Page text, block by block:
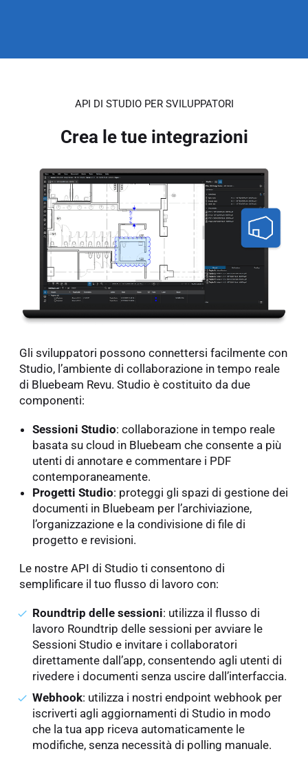
API DI STUDIO PER SVILUPPATORI
Crea le tue integrazioni
Gli sviluppatori possono connettersi facilmente con
Studio, l’ambiente di collaborazione in tempo reale
di Bluebeam Revu. Studio è costituito da due
componenti:
Sessioni Studio: collaborazione in tempo reale
basata su cloud in Bluebeam che consente a più
utenti di annotare e commentare i PDF
contemporaneamente.
Progetti Studio: proteggi gli spazi di gestione dei
documenti in Bluebeam per l’archiviazione,
l’organizzazione e la condivisione di file di
progetto e revisioni.
Le nostre API di Studio ti consentono di
semplificare il tuo flusso di lavoro con:
Roundtrip delle sessioni: utilizza il flusso di
lavoro Roundtrip delle sessioni per avviare le
Sessioni Studio e invitare i collaboratori
direttamente dall’app, consentendo agli utenti di
rivedere i documenti senza uscire dall’interfaccia.
Webhook: utilizza i nostri endpoint webhook per
iscriverti agli aggiornamenti di Studio in modo
che la tua app riceva automaticamente le
modifiche, senza necessità di polling manuale.